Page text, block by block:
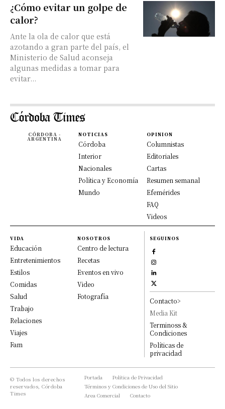
¿Cómo evitar un golpe de
calor?
Ante la ola de calor que está
azotando a gran parte del país, el
Ministerio de Salud aconseja
algunas medidas a tomar para
evitar...
CÓRDOBA -
ARGENTINA
NOTICIAS
Córdoba
Interior
Nacionales
Política y Economía
Mundo
OPINION
Columnistas
Editoriales
Cartas
Resumen semanal
Efemérides
FAQ
Videos
VIDA
Educación
Entretenimientos
Estilos
Comidas
Salud
Trabajo
Relaciones
Viajes
Fam
NOSOTROS
Centro de lectura
Recetas
Eventos en vivo
Video
Fotografía
SEGUINOS
Contacto>
Media Kit
Terminoss &
Condiciones
Políticas de
privacidad
© Todos los derechos
reservados, Córdoba
Times
Portada
Política de Privacidad
Términos y Condiciones de Uso del Sitio
Area Comercial
Contacto